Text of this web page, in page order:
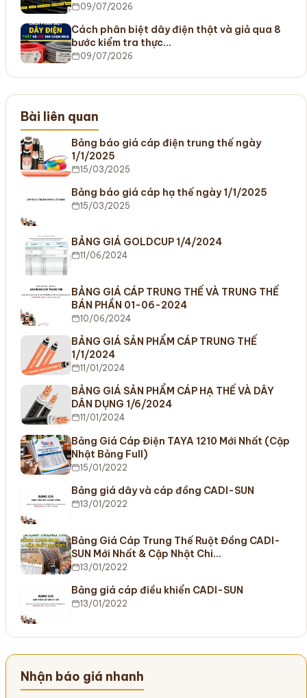
09/07/2026
Cách phân biệt dây điện thật và giả qua 8
bước kiểm tra thực…
09/07/2026
Bài liên quan
Bảng báo giá cáp điện trung thế ngày
1/1/2025
15/03/2025
Bảng báo giá cáp hạ thế ngày 1/1/2025
15/03/2025
BẢNG GIÁ GOLDCUP 1/4/2024
11/06/2024
BẢNG GIÁ CÁP TRUNG THẾ VÀ TRUNG THẾ
BÁN PHẦN 01-06-2024
10/06/2024
BẢNG GIÁ SẢN PHẨM CÁP TRUNG THẾ
1/1/2024
11/01/2024
BẢNG GIÁ SẢN PHẨM CÁP HẠ THẾ VÀ DÂY
DÂN DỤNG 1/6/2024
11/01/2024
Bảng Giá Cáp Điện TAYA 1210 Mới Nhất (Cập
Nhật Bảng Full)
15/01/2022
Bảng giá dây và cáp đồng CADI-SUN
13/01/2022
Bảng Giá Cáp Trung Thế Ruột Đồng CADI-
SUN Mới Nhất & Cập Nhật Chi…
13/01/2022
Bảng giá cáp điều khiển CADI-SUN
13/01/2022
Nhận báo giá nhanh